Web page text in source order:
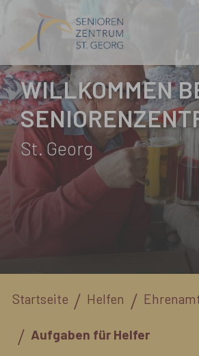
Zum Hauptinhalt springen
WILLKOMMEN
St. Georg
Startseite Helfen
Aufgaben für Helfer